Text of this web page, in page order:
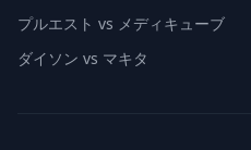
プルエスト vs メディキューブ
ダイソン vs マキタ